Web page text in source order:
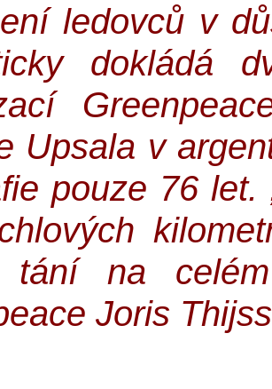
ledovců v
dokládá
Upsala v
pouze 76
tání na
Joris